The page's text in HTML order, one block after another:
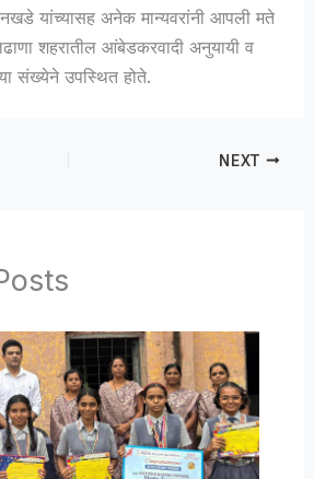
यांच्यासह अनेक मान्यवरांनी आपली मते
शहरातील आंबेडकरवादी अनुयायी व
संख्येने उपस्थित होते.
NEXT